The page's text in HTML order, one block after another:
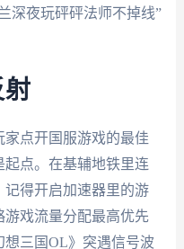
深夜玩砰砰法师不掉线”
射
点开国服游戏的最佳
点。在基辅地铁里连
得开启加速器里的游
戏流量分配最高优先
三国OL》突遇信号波